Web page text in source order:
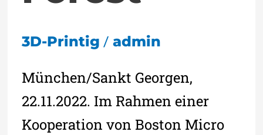
3D-Printig / admin
München/Sankt Georgen,
22.11.2022. Im Rahmen einer
Kooperation von Boston Micro